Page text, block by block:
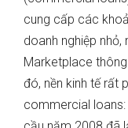
cung cấp các
doanh nghiệp
Marketplace
đó, nền kinh tế rất
commercial